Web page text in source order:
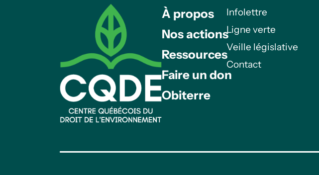
À propos
Nos actions
Ressources
Faire un don
Obiterre
Infolettre
Ligne verte
Veille législative
Contact